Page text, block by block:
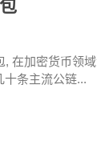
在加密货币领
十条主流公链...